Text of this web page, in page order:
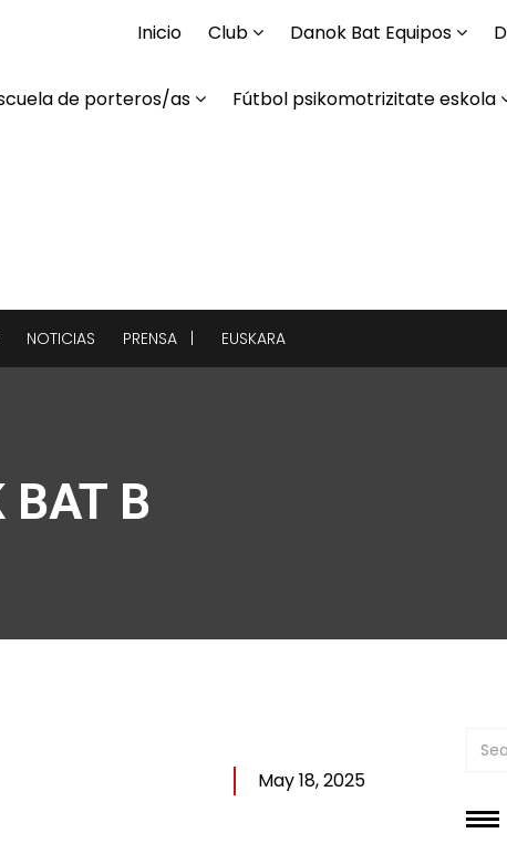
Inicio Club Danok Bat Equipos
de porteros/as Fútbol psikomotrizitate eskola
NOTICIAS PRENSA | EUSKARA
BAT B
May 18, 2025